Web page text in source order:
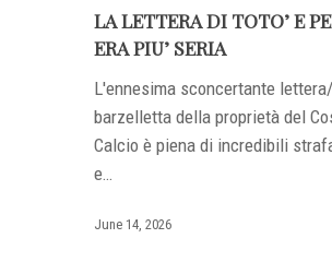
LA LETTERA DI TOTO’ E
ERA PIU’ SERIA
L'ennesima sconcertante lettera/
barzelletta della proprietà del
Calcio è piena di incredibili
e…
June 14, 2026